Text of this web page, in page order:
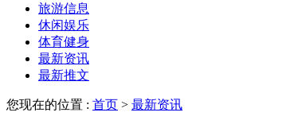
旅游信息
休闲娱乐
体育健身
最新资讯
最新推文
您现在的位置 : 首页 > 最新资讯